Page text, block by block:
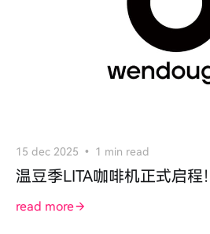
15 dec 2025 1 min read
温豆季LITA咖啡机正式启程！
read more